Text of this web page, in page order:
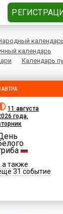
календарь
Календарь
11 августа
года,
...а также
31 событие